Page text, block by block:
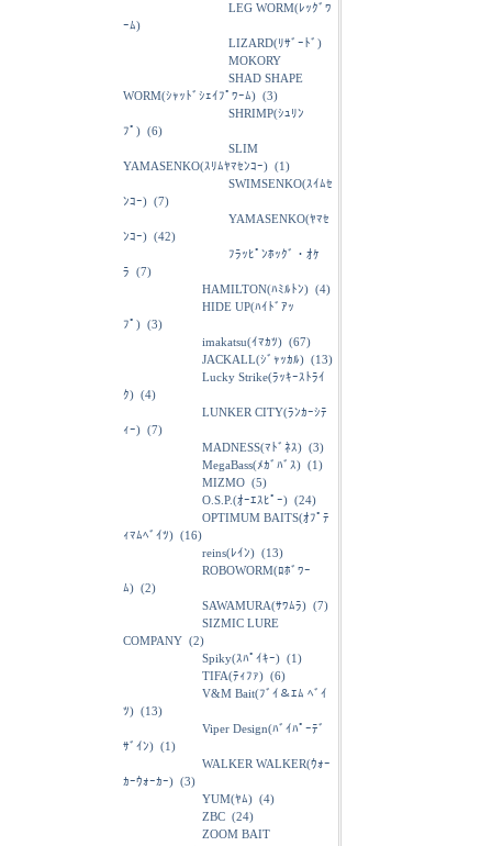
LEG WORM(ﾚｯｸﾞﾜ
ｰﾑ)
LIZARD(ﾘｻﾞｰﾄﾞ)
MOKORY
SHAD SHAPE
WORM(ｼｬｯﾄﾞｼｪｲﾌﾟﾜｰﾑ) (3)
SHRIMP(ｼｭﾘﾝ
ﾌﾟ) (6)
SLIM
YAMASENKO(ｽﾘﾑﾔﾏｾﾝｺｰ) (1)
SWIMSENKO(ｽｲﾑｾ
ﾝｺｰ) (7)
YAMASENKO(ﾔﾏｾ
ﾝｺｰ) (42)
ﾌﾗｯﾋﾟﾝﾎｯｸﾞ・ｵｹ
ﾗ (7)
HAMILTON(ﾊﾐﾙﾄﾝ) (4)
HIDE UP(ﾊｲﾄﾞｱｯ
ﾌﾟ) (3)
imakatsu(ｲﾏｶﾂ) (67)
JACKALL(ｼﾞｬｯｶﾙ) (13)
Lucky Strike(ﾗｯｷｰｽﾄﾗｲ
ｸ) (4)
LUNKER CITY(ﾗﾝｶｰｼﾃ
ｨｰ) (7)
MADNESS(ﾏﾄﾞﾈｽ) (3)
MegaBass(ﾒｶﾞﾊﾞｽ) (1)
MIZMO (5)
O.S.P.(ｵｰｴｽﾋﾟｰ) (24)
OPTIMUM BAITS(ｵﾌﾟﾃ
ｨﾏﾑﾍﾞｲﾂ) (16)
reins(ﾚｲﾝ) (13)
ROBOWORM(ﾛﾎﾞﾜｰ
ﾑ) (2)
SAWAMURA(ｻﾜﾑﾗ) (7)
SIZMIC LURE
COMPANY (2)
Spiky(ｽﾊﾟｲｷｰ) (1)
TIFA(ﾃｨﾌｧ) (6)
V&M Bait(ﾌﾞｲ＆ｴﾑ ﾍﾞｲ
ﾂ) (13)
Viper Design(ﾊﾞｲﾊﾟｰﾃﾞ
ｻﾞｲﾝ) (1)
WALKER WALKER(ｳｫｰ
ｶｰｳｫｰｶｰ) (3)
YUM(ﾔﾑ) (4)
ZBC (24)
ZOOM BAIT